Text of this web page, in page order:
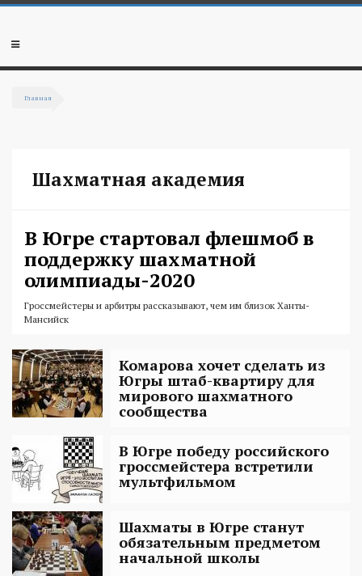
Перейти к основному содержанию
Мобильное
Главная
Шахматная академия
В Югре стартовал флешмоб в
поддержку шахматной
олимпиады-2020
Гроссмейстеры и арбитры рассказывают, чем им близок Ханты-
Мансийск
Комарова хочет сделать из
Югры штаб-квартиру для
мирового шахматного
сообщества
В Югре победу российского
гроссмейстера встретили
мультфильмом
Шахматы в Югре станут
обязательным предметом
начальной школы